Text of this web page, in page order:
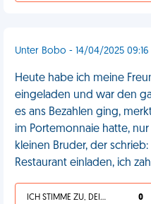
Unter Bobo - 14/04/2025 09:16
Heute habe ich meine
eingeladen und war den
es ans Bezahlen ging,
im Portemonnaie hatte,
kleinen Bruder, der
Restaurant einladen, ich
ICH STIMME ZU, DEIN LEBEN IST SCHEISSE 0